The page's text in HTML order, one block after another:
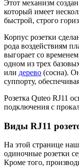
Этот механизм
который имеет
быстрой, строго
Корпус розетки
рода воздействиям
выгорает со
одном из трех
или дерево (сосна).
суппорту,
Розетка Quteo RJ11
подключения с
Виды RJ11
На этой странице
одиночные розетки
Кроме того,